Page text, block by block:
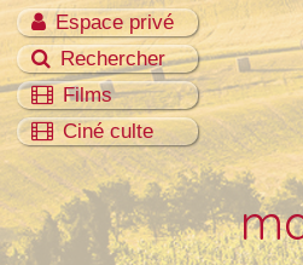
Espace privé
Rechercher
Films
Ciné culte